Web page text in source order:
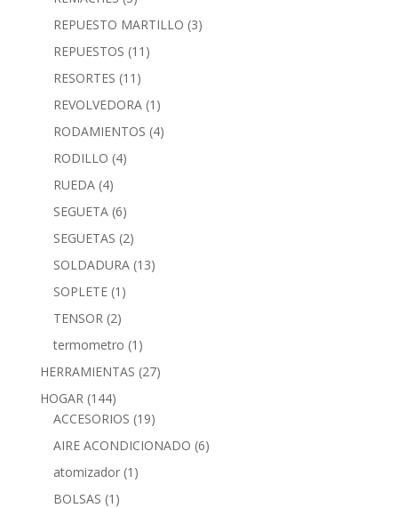
REPUESTO MARTILLO (3)
REPUESTOS (11)
RESORTES (11)
REVOLVEDORA (1)
RODAMIENTOS (4)
RODILLO (4)
RUEDA (4)
SEGUETA (6)
SEGUETAS (2)
SOLDADURA (13)
SOPLETE (1)
TENSOR (2)
termometro (1)
HERRAMIENTAS (27)
HOGAR (144)
ACCESORIOS (19)
AIRE ACONDICIONADO (6)
atomizador (1)
BOLSAS (1)